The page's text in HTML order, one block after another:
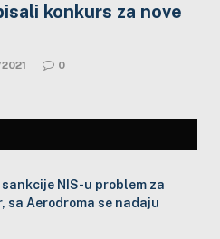
konkurs za nove
0
sankcije NIS-u problem za
sa Aerodroma se nadaju